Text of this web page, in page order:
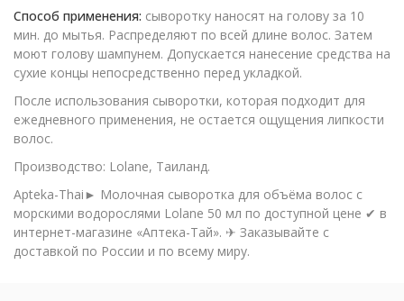
Способ применения: сыворотку наносят на голову за 10
мин. до мытья. Распределяют по всей длине волос. Затем
моют голову шампунем. Допускается нанесение средства на
сухие концы непосредственно перед укладкой.
После использования сыворотки, которая подходит для
ежедневного применения, не остается ощущения липкости
волос.
Производство: Lolane, Таиланд.
Apteka-Thai► Молочная сыворотка для объёма волос с
морскими водорослями Lolane 50 мл по доступной цене ✔ в
интернет-магазине «Аптека-Тай». ✈ Заказывайте с
доставкой по России и по всему миру.